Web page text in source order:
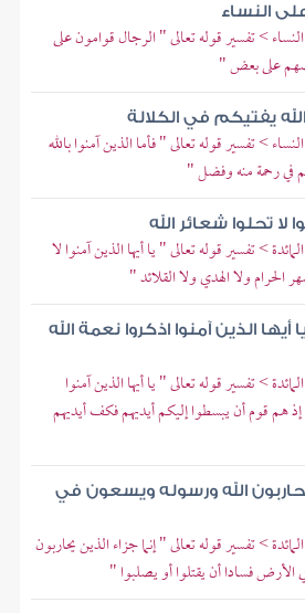
النساء
> تفسير قوله تعالى " الرجال قوامون على
على بعض "
يفتيكم في الكلالة
> تفسير قوله تعالى " فأما الذين آمنوا بالله
في رحمة منه وفضل "
لا تحلوا شعائر الله
> تفسير قوله تعالى " يا أيها الذين آمنوا لا
الحرام ولا الهدي ولا القلائد "
الذين آمنوا اذكروا نعمة الله
> تفسير قوله تعالى " يا أيها الذين آمنوا
إذ هم قوم أن يبسطوا إليكم أيديهم فكف أيديهم
يحاربون الله ورسوله ويسعون في
> تفسير قوله تعالى " إنما جزاء الذين يحاربون
فسادا أن يقتلوا أو يصلبوا "